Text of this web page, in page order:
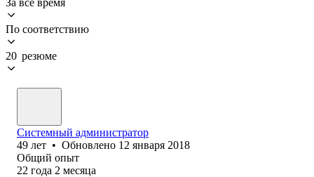
По соответствию
20 резюме
Системный администратор
49 лет • Обновлено 12 января 2018
Общий опыт
22 года 2 месяца